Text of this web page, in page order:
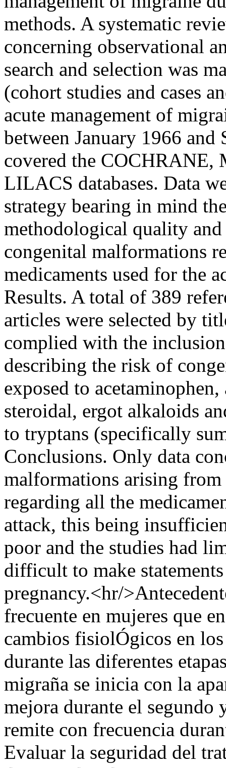
methods. A systematic
concerning observational
search and selection was
(cohort studies and cases
acute management of
between January 1966 and
covered the
LILACS databases. Data
strategy bearing in mind
methodological quality and
congenital malformations
medicaments used for the
Results. A total of 389
articles were selected by
complied with the
describing the risk of
exposed to
steroidal, ergot alkaloids
to tryptans (specifically
Conclusions. Only data
malformations arising
regarding all the
attack, this being
poor and the studies had
difficult to make
pregnancy.<hr/
frecuente en mujeres que
cambios fisiolÓgicos en
durante las diferentes
migraña se inicia con la
mejora durante el segundo
remite con frecuencia
Evaluar la seguridad del